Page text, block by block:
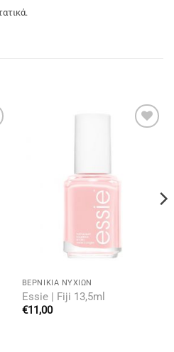
BΕΡΝΊΚΙΑ ΝΥΧΙΏΝ
Essie | Fiji 13,5ml
€11,00